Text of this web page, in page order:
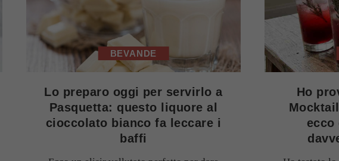
BEVANDE
Lo preparo oggi per servirlo a
Pasquetta: questo liquore al
cioccolato bianco fa leccare i
baffi
Ho
ecco